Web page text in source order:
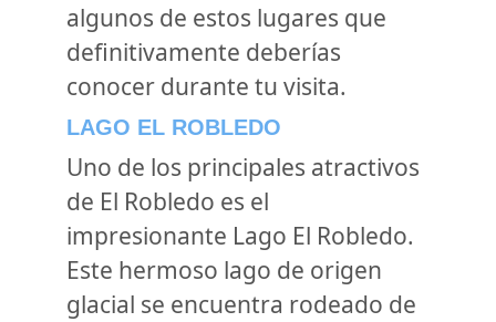
algunos de estos lugares que
definitivamente deberías
conocer durante tu visita.
LAGO EL ROBLEDO
Uno de los principales atractivos
de El Robledo es el
impresionante Lago El Robledo.
Este hermoso lago de origen
glacial se encuentra rodeado de